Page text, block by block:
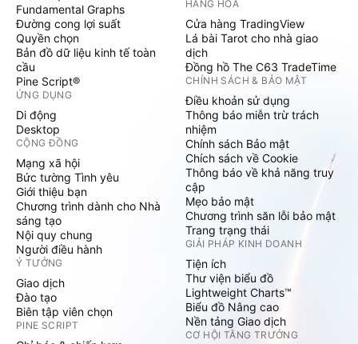
Fundamental Graphs
Đường cong lợi suất
Quyền chọn
Bản đồ dữ liệu kinh tế toàn
cầu
Pine Script®
ỨNG DỤNG
Di động
Desktop
CỘNG ĐỒNG
Mạng xã hội
Bức tường Tình yêu
Giới thiệu bạn
Chương trình dành cho Nhà
sáng tạo
Nội quy chung
Người điều hành
Ý TƯỞNG
Giao dịch
Đào tạo
Biên tập viên chọn
PINE SCRIPT
HÀNG HÓA
Cửa hàng TradingView
Lá bài Tarot cho nhà giao
dịch
Đồng hồ The C63 TradeTime
CHÍNH SÁCH & BẢO MẬT
Điều khoản sử dụng
Thông báo miễn trừ trách
nhiệm
Chính sách Bảo mật
Chích sách về Cookie
Thông báo về khả năng truy
cập
Mẹo bảo mật
Chương trình săn lỗi bảo mật
Trang trạng thái
GIẢI PHÁP KINH DOANH
Tiện ích
Thư viện biểu đồ
Lightweight Charts™
Biểu đồ Nâng cao
Nền tảng Giao dịch
CƠ HỘI TĂNG TRƯỞNG